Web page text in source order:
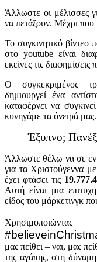
Άλλωστε οι μέλισσες
να πετάξουν. Μέχρι
Το συγκινητικό βίντεο
στο youtube είναι
εκείνες τις
Ο συγκεκριμένος
δημιουργεί ένα
καταφέρνει να
κυνηγάμε τα όνειρά
Έξυπνο;
Άλλωστε θέλω να σε
για τα Χριστούγεννα
έχει φτάσει τις
Αυτή είναι μια
είδος του μάρκετινγκ
μας πείθει – ναι, μας
της αγάπης, στη